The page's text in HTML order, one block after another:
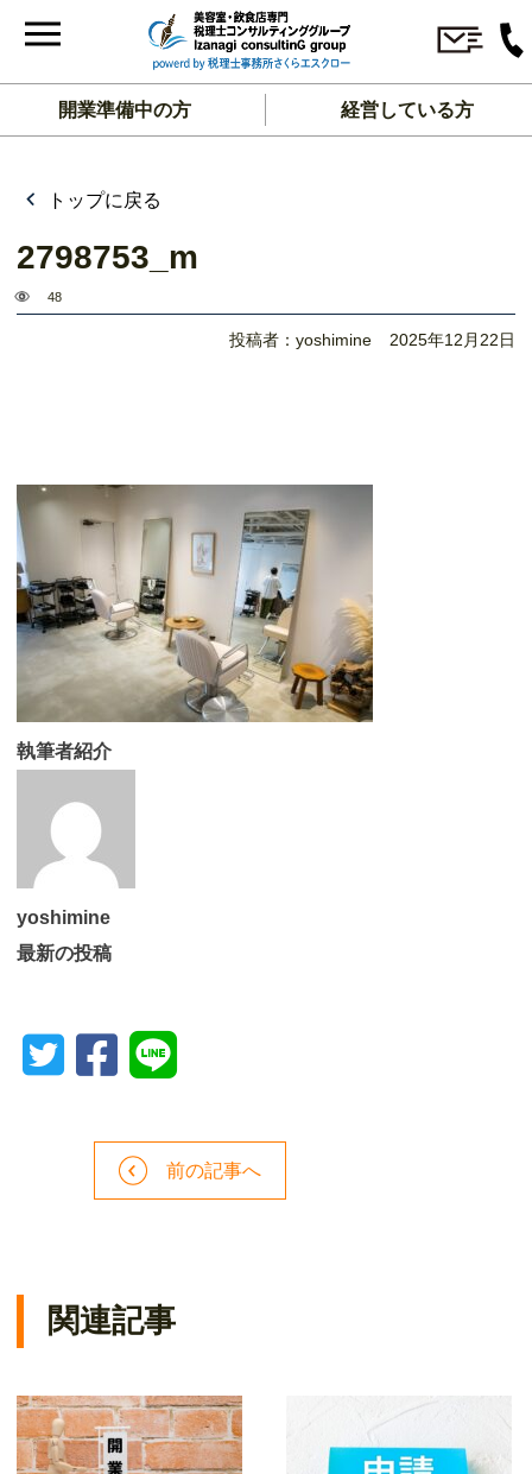
開業準備中の方 経営している方
トップに戻る
2798753_m
48
投稿者：yoshimine 2025年12月22日
執筆者紹介
yoshimine
最新の投稿
前の記事へ
関連記事